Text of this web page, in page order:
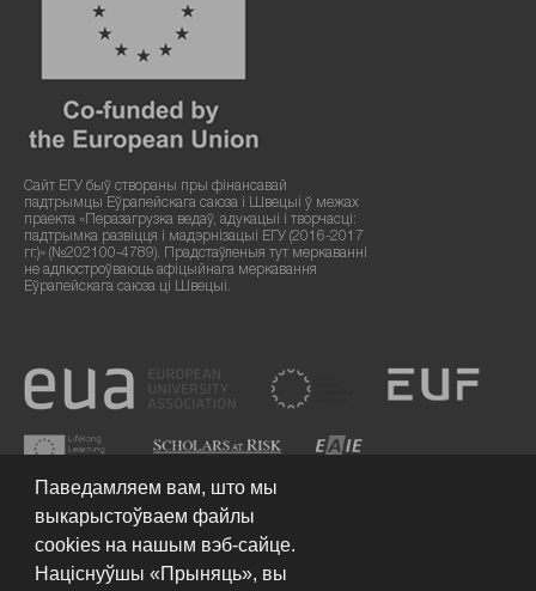
Сайт ЕГУ быў створаны пры фінансавай
падтрымцы Еўрапейскага саюза і Швецыі ў межах
праекта «Перазагрузка ведаў, адукацыі і творчасці:
падтрымка развіцця і мадэрнізацыі ЕГУ (2016-2017
гг.)» (№202100-4789). Прадстаўленыя тут меркаванні
не адлюстроўваюць афіцыйнага меркавання
Еўрапейскага саюза ці Швецыі.
Паведамляем вам, што мы
выкарыстоўваем файлы
cookies на нашым вэб-сайце.
Націснуўшы «Прыняць», вы